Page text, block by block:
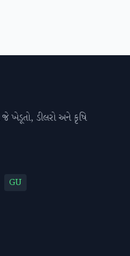
જે ખેડૂતો, ડીલરો અને કૃષિ
GU